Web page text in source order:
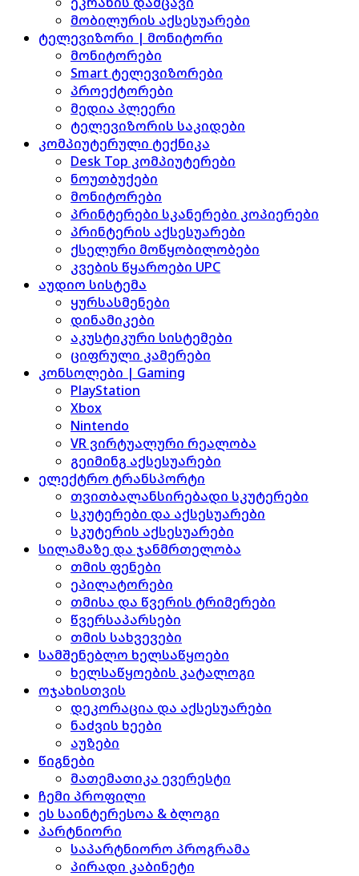
მობილურის აქსესუარები
ტელევიზორი | მონიტორი
მონიტორები
Smart ტელევიზორები
პროექტორები
მედია პლეერი
ტელევიზორის საკიდები
კომპიუტერული ტექნიკა
Desk Top კომპიუტერები
ნოუთბუქები
მონიტორები
პრინტერები სკანერები კოპიერები
პრინტერის აქსესუარები
ქსელური მოწყობილობები
კვების წყაროები UPC
აუდიო სისტემა
ყურსასმენები
დინამიკები
აკუსტიკური სისტემები
ციფრული კამერები
კონსოლები | Gaming
PlayStation
Xbox
Nintendo
VR ვირტუალური რეალობა
გეიმინგ აქსესუარები
ელექტრო ტრანსპორტი
თვითბალანსირებადი სკუტერები
სკუტერები და აქსესუარები
სკუტერის აქსესუარები
სილამაზე და ჯანმრთელობა
თმის ფენები
ეპილატორები
თმისა და წვერის ტრიმერები
წვერსაპარსები
თმის სახვევები
სამშენებლო ხელსაწყოები
ხელსაწყოების კატალოგი
ოჯახისთვის
დეკორაცია და აქსესუარები
ნაძვის ხეები
აუზები
წიგნები
მათემათიკა ევერესტი
ჩემი პროფილი
ეს საინტერესოა & ბლოგი
პარტნიორი
საპარტნიორო პროგრამა
პირადი კაბინეტი